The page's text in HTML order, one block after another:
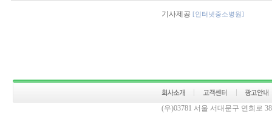
기사제공 [인터넷중소병원]
(우)03781 서울 서대문구 연희로